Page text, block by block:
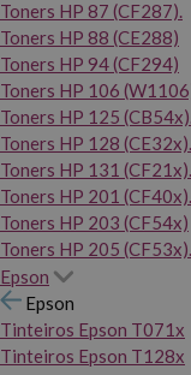
Toners HP 87 (CF287).
Toners HP 88 (CE288)
Toners HP 94 (CF294)
Toners HP 106
Toners HP 125
Toners HP 128 (CE32x).
Toners HP 131 (CF21x).
Toners HP 201 (CF40x).
Toners HP 203 (CF54x)
Toners HP 205 (CF53x).
Epson
Epson
Tinteiros Epson T071x
Tinteiros Epson T128x